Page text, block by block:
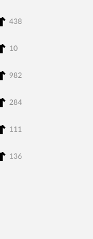
438
10
982
284
111
136